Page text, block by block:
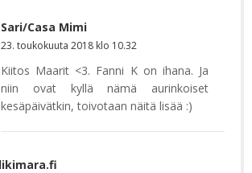
Sari/Casa Mimi
23. toukokuuta 2018 klo 10.32
Kiitos Maarit <3. Fanni K on ihana. Ja
niin ovat kyllä nämä aurinkoiset
kesäpäivätkin, toivotaan näitä lisää :)